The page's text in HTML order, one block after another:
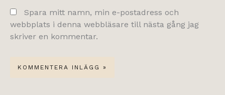
Spara mitt namn, min e-postadress och
webbplats i denna webbläsare till nästa gång jag
skriver en kommentar.